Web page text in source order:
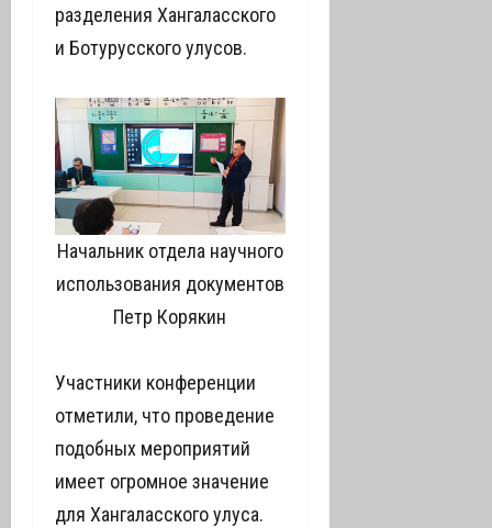
разделения Хангаласского
и Ботурусского улусов.
Начальник отдела научного
использования документов
Петр Корякин
Участники конференции
отметили, что проведение
подобных мероприятий
имеет огромное значение
для Хангаласского улуса.